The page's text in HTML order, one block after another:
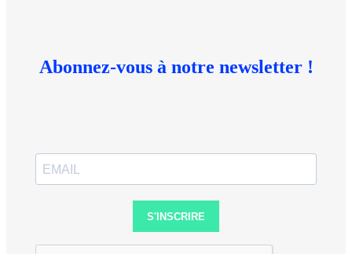
Abonnez-vous à notre newsletter !
S'INSCRIRE